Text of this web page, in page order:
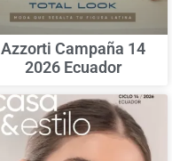
Azzorti Campaña 14
2026 Ecuador